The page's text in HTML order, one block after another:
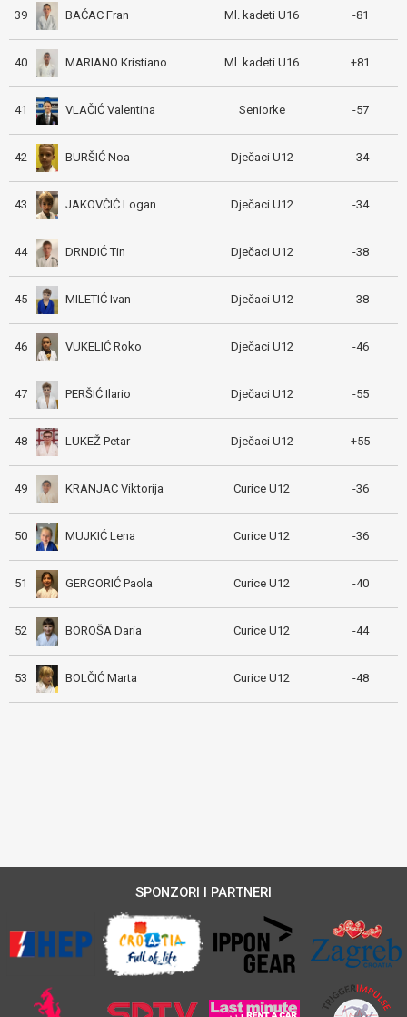
39 BAĆAC Fran Ml. kadeti U16 -81
40 MARIANO Kristiano Ml. kadeti U16 +81
41 VLAČIĆ Valentina Seniorke -57
42 BURŠIĆ Noa Dječaci U12 -34
43 JAKOVČIĆ Logan Dječaci U12 -34
44 DRNDIĆ Tin Dječaci U12 -38
45 MILETIĆ Ivan Dječaci U12 -38
46 VUKELIĆ Roko Dječaci U12 -46
47 PERŠIĆ Ilario Dječaci U12 -55
48 LUKEŽ Petar Dječaci U12 +55
49 KRANJAC Viktorija Curice U12 -36
50 MUJKIĆ Lena Curice U12 -36
51 GERGORIĆ Paola Curice U12 -40
52 BOROŠA Daria Curice U12 -44
53 BOLČIĆ Marta Curice U12 -48
SPONZORI I PARTNERI